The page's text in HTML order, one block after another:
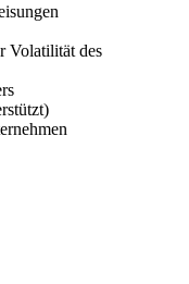
Volatilität des